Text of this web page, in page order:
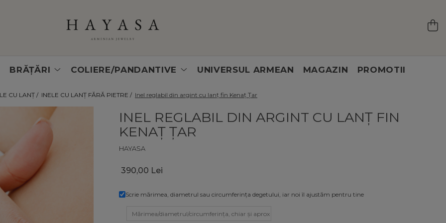
BRĂȚĂRI COLIERE/PANDANTIVE UNIVERSUL ARMEAN MAGAZIN PROMOTII
CU LANȚ / INELE CU LANȚ FĂRĂ PIETRE / Inel reglabil din argint cu lanț fin Kenaț Țar
INEL REGLABIL DIN ARGINT CU LANȚ FIN
KENAȚ ȚAR
HAYASA
390,00 Lei
Scrie mărimea, diametrul sau circumferința degetului, iar noi îl ajustăm pentru tine